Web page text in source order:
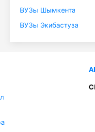
ВУЗы Шымкента
ВУЗы Экибастуза